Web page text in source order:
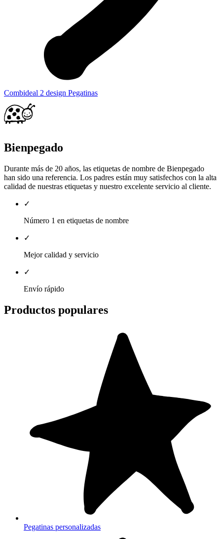
Combideal 2 design Pegatinas
Bienpegado
Durante más de 20 años, las etiquetas de nombre de Bienpegado
han sido una referencia. Los padres están muy satisfechos con la alta
calidad de nuestras etiquetas y nuestro excelente servicio al cliente.
✓
Número 1 en etiquetas de nombre
✓
Mejor calidad y servicio
✓
Envío rápido
Productos populares
Pegatinas personalizadas